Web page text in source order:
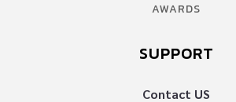
AWARDS
SUPPORT
Contact US